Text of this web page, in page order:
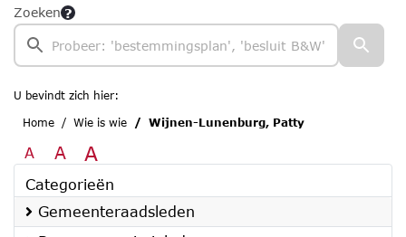
Zoeken
U bevindt zich hier:
Home
Wie is wie Wijnen-Lunenburg, Patty
A A A
Categorieën
Gemeenteraadsleden